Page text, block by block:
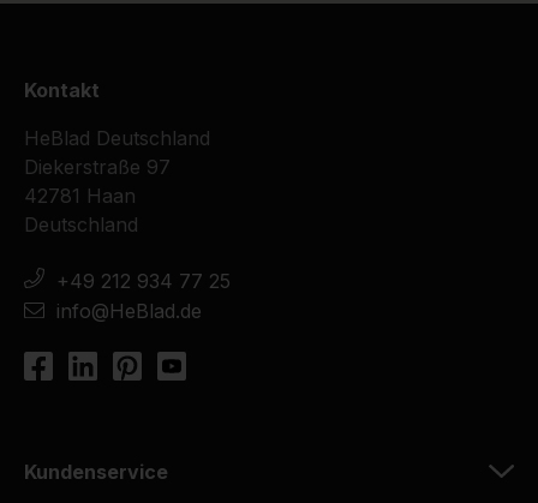
Kontakt
HeBlad Deutschland
Diekerstraße 97
42781 Haan
Deutschland
+49 212 934 77 25
info@HeBlad.de
Kundenservice